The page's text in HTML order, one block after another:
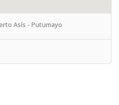
Asís - Putumayo